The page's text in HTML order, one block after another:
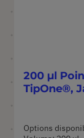
200 µl
TipOne®,
Options